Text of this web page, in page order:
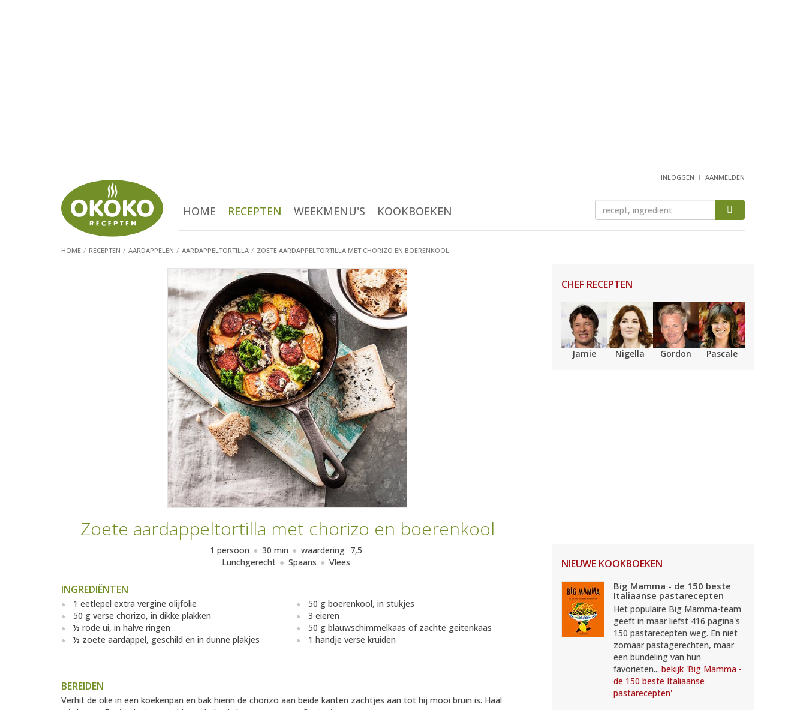
INLOGGEN AANMELDEN
HOME RECEPTEN WEEKMENU'S KOOKBOEKEN
HOME RECEPTEN AARDAPPELEN AARDAPPELTORTILLA ZOETE AARDAPPELTORTILLA MET CHORIZO EN BOERENKOOL
Zoete aardappeltortilla met chorizo en boerenkool
1 persoon 30 min waardering 7,5
Lunchgerecht
Spaans Vlees
INGREDIËNTEN
1 eetlepel extra vergine olijfolie
50 g verse chorizo, in dikke plakken
½ rode ui, in halve ringen
½ zoete aardappel, geschild en in dunne plakjes
50 g boerenkool, in stukjes
3 eieren
50 g blauwschimmelkaas of zachte geitenkaas
1 handje verse kruiden
BEREIDEN
Verhit de olie in een koekenpan en bak hierin de chorizo aan beide kanten zachtjes aan tot hij mooi bruin is. Haal
CHEF RECEPTEN
Jamie Nigella Gordon Pascale
NIEUWE KOOKBOEKEN
Big Mamma - de 150 beste
Italiaanse pastarecepten
Het populaire Big Mamma-team
geeft in maar liefst 416 pagina's
150 pastarecepten weg. En niet
zomaar pastagerechten, maar
een bundeling van hun
favorieten... bekijk 'Big Mamma -
de 150 beste Italiaanse
pastarecepten'